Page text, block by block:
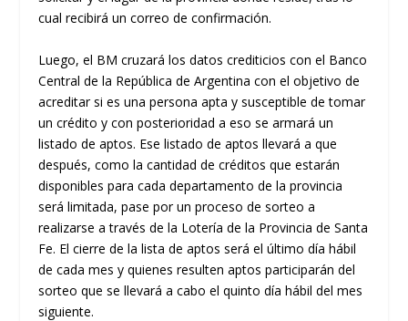
cual recibirá un correo de confirmación.
Luego, el BM cruzará los datos crediticios con el Banco
Central de la República de Argentina con el objetivo de
acreditar si es una persona apta y susceptible de tomar
un crédito y con posterioridad a eso se armará un
listado de aptos. Ese listado de aptos llevará a que
después, como la cantidad de créditos que estarán
disponibles para cada departamento de la provincia
será limitada, pase por un proceso de sorteo a
realizarse a través de la Lotería de la Provincia de Santa
Fe. El cierre de la lista de aptos será el último día hábil
de cada mes y quienes resulten aptos participarán del
sorteo que se llevará a cabo el quinto día hábil del mes
siguiente.